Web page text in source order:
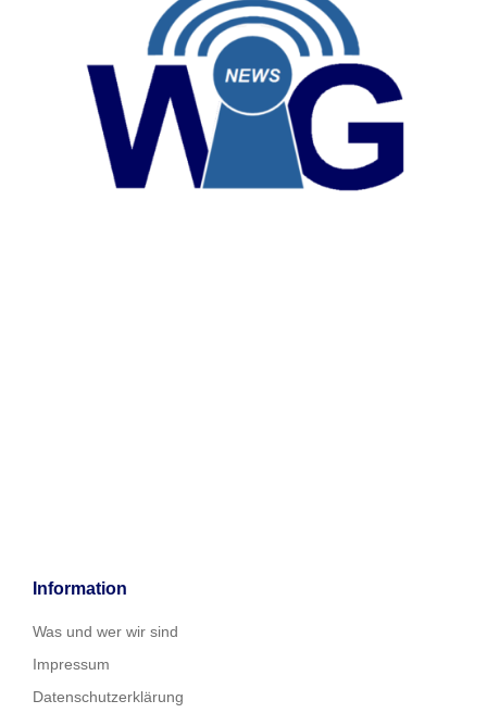
Information
Was und wer wir sind
Impressum
Datenschutzerklärung